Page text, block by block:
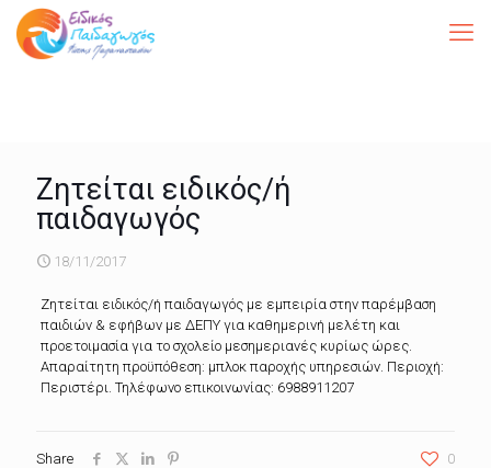
Ζητείται ειδικός/ή
παιδαγωγός
18/11/2017
Ζητείται ειδικός/ή παιδαγωγός με εμπειρία στην παρέμβαση
παιδιών & εφήβων με ΔΕΠΥ για καθημερινή μελέτη και
προετοιμασία για το σχολείο μεσημεριανές κυρίως ώρες.
Απαραίτητη προϋπόθεση: μπλοκ παροχής υπηρεσιών. Περιοχή:
Περιστέρι. Τηλέφωνο επικοινωνίας: 6988911207
Share 0